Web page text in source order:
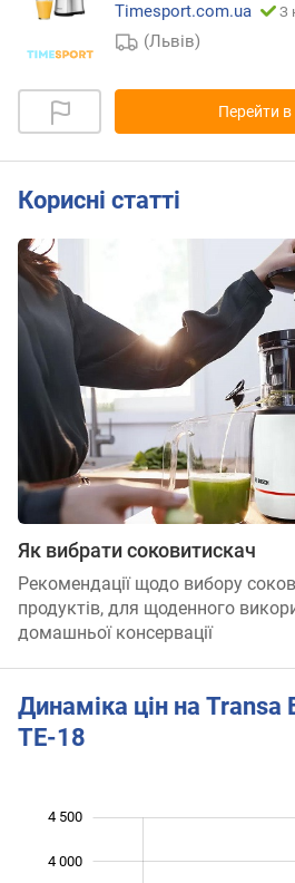
Timesport.com.ua
З
(Львів)
Перейти
Корисні статті
Як вибрати соковитискач
Рекомендації щодо вибору
продуктів, для щоденного
домашньої консервації
Динаміка цін на Transa
TE-18
4 000
4 500